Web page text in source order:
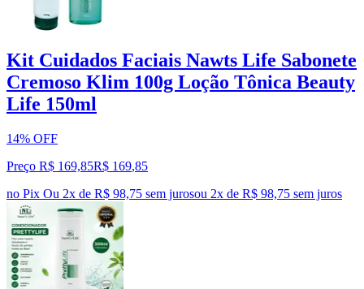
Kit Cuidados Faciais Nawts Life Sabonete
Cremoso Klim 100g Loção Tônica Beauty
Life 150ml
14% OFF
Preço R$ 169,85R$ 169,85
no Pix Ou 2x de R$ 98,75 sem jurosou 2x de R$ 98,75 sem juros